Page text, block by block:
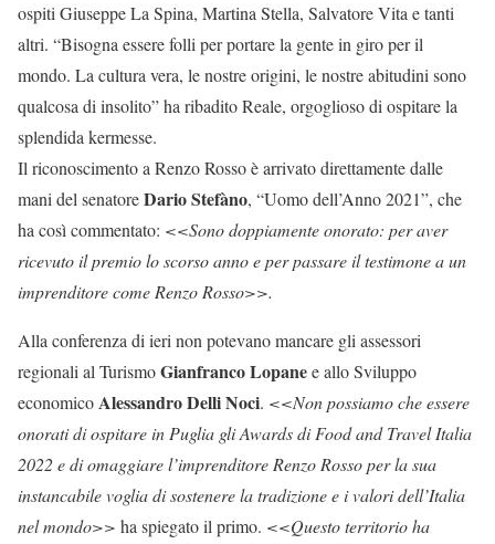
ospiti Giuseppe La Spina, Martina Stella, Salvatore Vita e tanti
altri. “Bisogna essere folli per portare la gente in giro per il
mondo. La cultura vera, le nostre origini, le nostre abitudini sono
qualcosa di insolito” ha ribadito Reale, orgoglioso di ospitare la
splendida kermesse.
Il riconoscimento a Renzo Rosso è arrivato direttamente dalle
mani del senatoreDario Stefàno, “Uomo dell’Anno 2021”, che
ha così commentato: <<Sono doppiamente onorato: per aver
ricevuto il premio lo scorso anno e per passare il testimone a un
imprenditore come Renzo Rosso>>.
Alla conferenza di ieri non potevano mancare gli assessori
regionali al TurismoGianfranco Lopanee allo Sviluppo
economicoAlessandro Delli Noci. <<Non possiamo che essere
onorati di ospitare in Puglia gli Awards di Food and Travel Italia
2022 e di omaggiare l’imprenditore Renzo Rosso per la sua
instancabile voglia di sostenere la tradizione e i valori dell’Italia
nel mondo>> ha spiegato il primo. <<Questo territorio ha